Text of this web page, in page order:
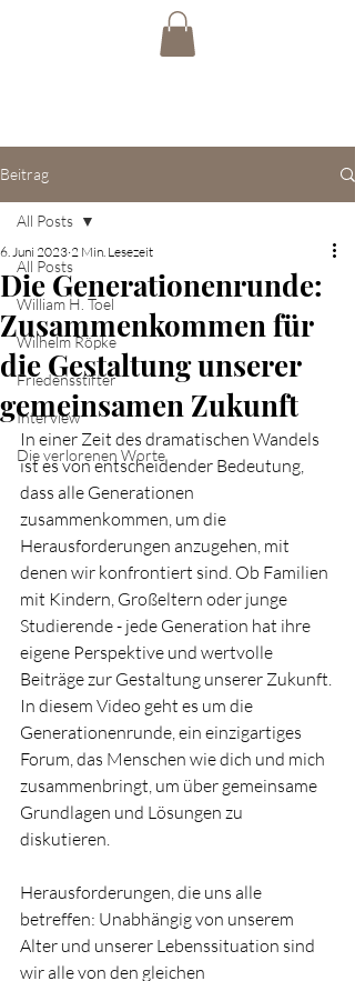
Beitrag
All Posts
William H. Toel
Wilhelm Röpke
Friedensstifter
Interview
Die verlorenen Worte
All Posts
Die Generationenrunde:
Zusammenkommen für
die Gestaltung unserer
gemeinsamen Zukunft
6. Juni 2023 2 Min. Lesezeit
In einer Zeit des dramatischen Wandels
ist es von entscheidender Bedeutung,
dass alle Generationen
zusammenkommen, um die
Herausforderungen anzugehen, mit
denen wir konfrontiert sind. Ob Familien
mit Kindern, Großeltern oder junge
Studierende - jede Generation hat ihre
eigene Perspektive und wertvolle
Beiträge zur Gestaltung unserer Zukunft.
In diesem Video geht es um die
Generationenrunde, ein einzigartiges
Forum, das Menschen wie dich und mich
zusammenbringt, um über gemeinsame
Grundlagen und Lösungen zu
diskutieren.
Herausforderungen, die uns alle
betreffen: Unabhängig von unserem
Alter und unserer Lebenssituation sind
wir alle von den gleichen